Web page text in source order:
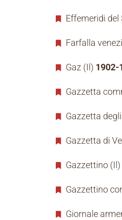
Effemeridi del
Farfalla
Gaz (Il) 1902-
Gazzetta
Gazzetta
Gazzetta di
Gazzettino (Il)
Gazzettino
Giornale